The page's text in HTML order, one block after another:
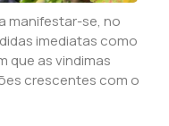
manifestar-se, no
imediatas como
que as vindimas
crescentes com o